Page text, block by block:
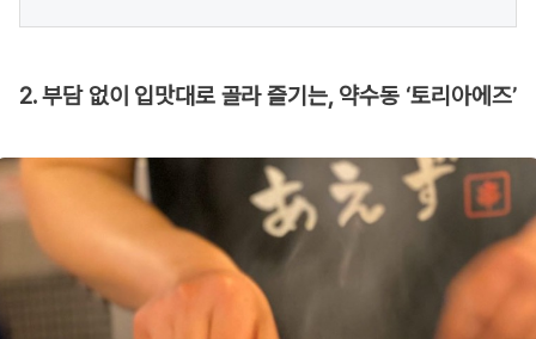
2. 부담 없이 입맛대로 골라 즐기는, 약수동 ‘토리아에즈’